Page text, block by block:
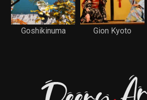
Goshikinuma Gion Kyoto